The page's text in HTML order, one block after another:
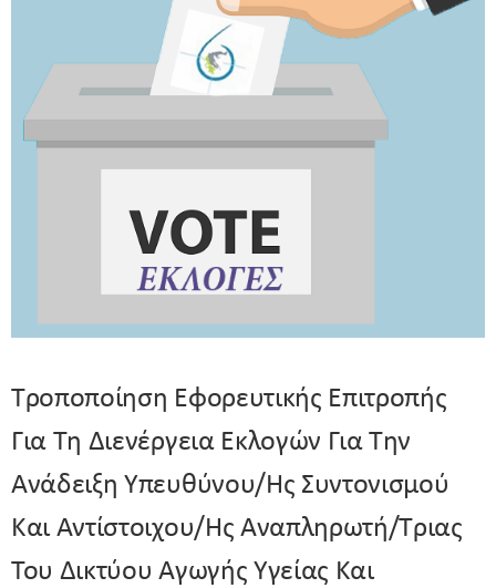
Τροποποίηση Εφορευτικής Επιτροπής
Για Τη Διενέργεια Εκλογών Για Την
Ανάδειξη Υπευθύνου/ης Συντονισμού
Και Αντίστοιχου/ης Αναπληρωτή/τριας
Του Δικτύου Αγωγής Υγείας Και